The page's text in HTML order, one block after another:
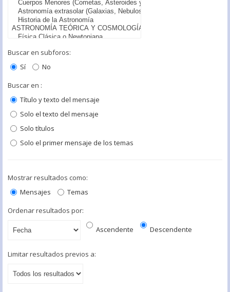
Buscar en subforos:
Sí
No
Buscar en :
Título y texto del mensaje
Solo el texto del mensaje
Solo títulos
Solo el primer mensaje de los temas
Mostrar resultados como:
Mensajes
Temas
Ordenar resultados por:
Ascendente Descendente
Limitar resultados previos a: